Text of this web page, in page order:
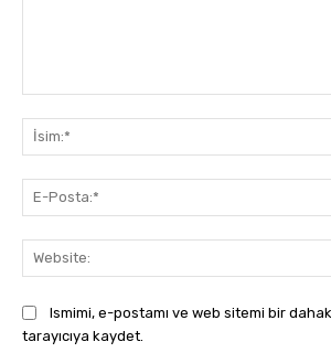
Ismimi, e-postamı ve web sitemi bir
tarayıcıya kaydet.